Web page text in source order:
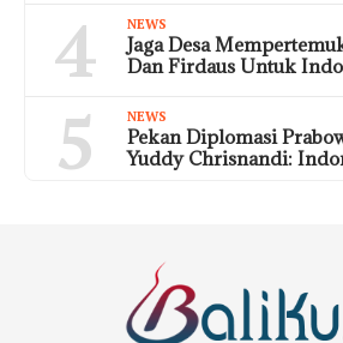
4 NEWS
Jaga Desa
Dan Firdaus Untuk
5 NEWS
Pekan Diplomasi
Yuddy Chrisnandi: